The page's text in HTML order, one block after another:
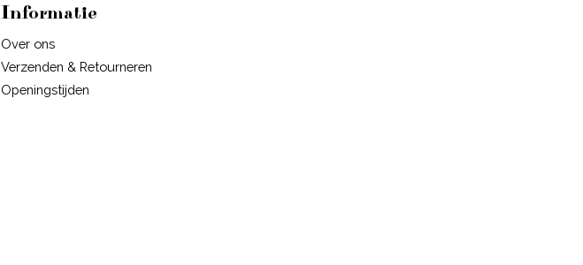
Informatie
Over ons
Verzenden & Retourneren
Openingstijden